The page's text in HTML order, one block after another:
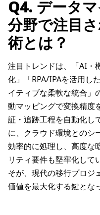
Q4. データ
分野で注目
術とは？
注目トレンドは、「AI・
化」「RPA/IPAを活用し
イティブな柔軟な統合」
動マッピングで変換精度
証・追跡工程を自動化し
に、クラウド環境とのシ
効率的に処理し、高度な
リティ要件も堅牢化して
そが、現代の移行プロジ
価値を最大化する鍵とな